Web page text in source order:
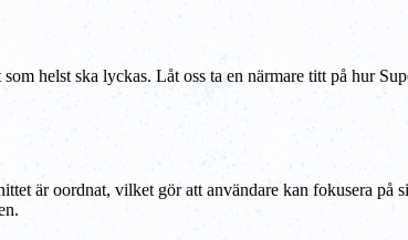
helst ska lyckas. Låt oss ta en närmare titt på hur
är oordnat, vilket gör att användare kan fokusera på